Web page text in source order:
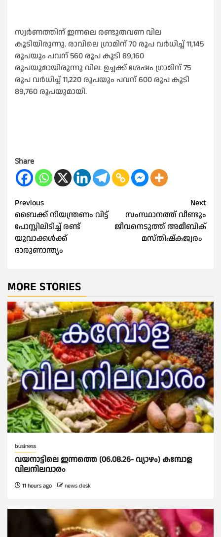
സ്വർണത്തിന് ഇന്നലെ രണ്ടുതവണ വില
കൂടിയിരുന്നു. രാവിലെ ഗ്രാമിന് 70 രൂപ വർധിച്ച്‌ 11,145
രൂപയും പവന് 560 രൂപ കൂടി 89,160
രൂപയുമായിരുന്നു വില. ഉച്ചക്ക് ശേഷം ഗ്രാമിന് 75
രൂപ വർധിച്ച്‌ 11,220 രൂപയും പവന് 600 രൂപ കൂടി
89,760 രൂപയുമായി.
Share
Post
navigation
Previous
ബൈക്ക് നിയന്ത്രണം വിട്ട്
പോസ്റ്റിലിടിച്ച് രണ്ട്
യുവാക്കള്‍ക്ക്
ദാരുണാന്ത്യം
Next
സംസ്ഥാനത്ത് വീണ്ടും
ജീവനെടുത്ത് അമീബിക്
മസ്തിഷ്‌കജ്വരം
MORE STORIES
business
വയനാട്ടിലെ ഇന്നത്തെ (06.08.26- വ്യാഴം) കമ്പോള
വിലനിലവാരം
11 hours ago news desk